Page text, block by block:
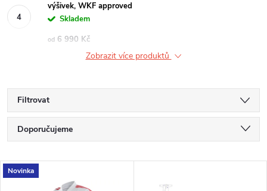
výšivek, WKF approved
Skladem
od 6 990 Kč
Zobrazit více produktů
Filtrovat
Ř
a
Doporučujeme
Nejdražší
V
Novinka